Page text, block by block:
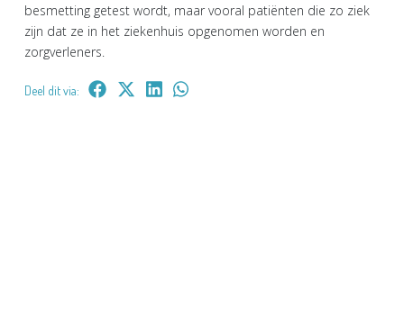
besmetting getest wordt, maar vooral patiënten die zo ziek
zijn dat ze in het ziekenhuis opgenomen worden en
zorgverleners.
Deel dit via: